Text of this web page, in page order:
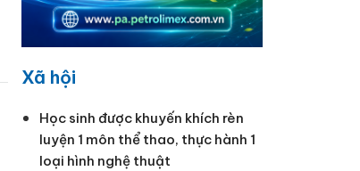
Xã hội
Học sinh được khuyến khích rèn
luyện 1 môn thể thao, thực hành 1
loại hình nghệ thuật